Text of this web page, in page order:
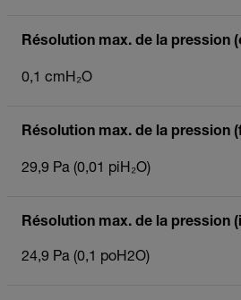
Résolution max. de la pression
0,1 cmH₂O
Résolution max. de la pression
29,9 Pa (0,01 piH₂O)
Résolution max. de la pression
24,9 Pa (0,1 poH2O)